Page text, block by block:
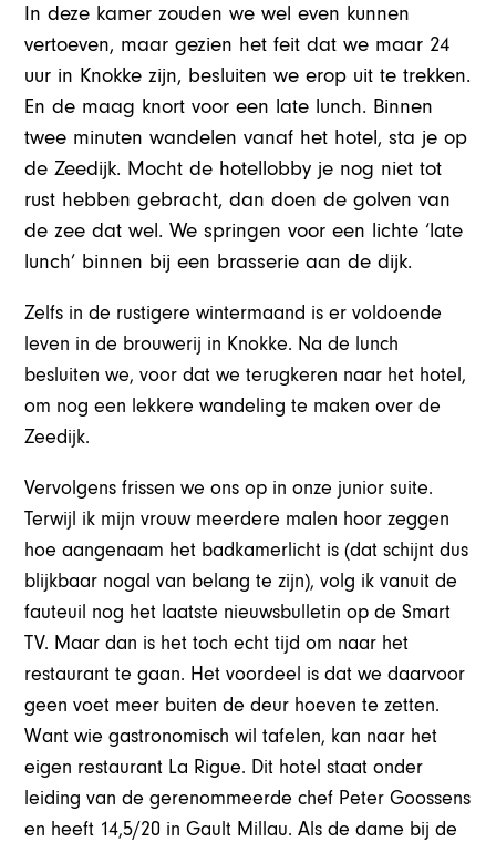
In deze kamer zouden we wel even kunnen
vertoeven, maar gezien het feit dat we maar 24
uur in Knokke zijn, besluiten we erop uit te trekken.
En de maag knort voor een late lunch. Binnen
twee minuten wandelen vanaf het hotel, sta je op
de Zeedijk. Mocht de hotellobby je nog niet tot
rust hebben gebracht, dan doen de golven van
de zee dat wel. We springen voor een lichte ‘late
lunch’ binnen bij een brasserie aan de dijk.
Zelfs in de rustigere wintermaand is er voldoende
leven in de brouwerij in Knokke. Na de lunch
besluiten we, voor dat we terugkeren naar het hotel,
om nog een lekkere wandeling te maken over de
Zeedijk.
Vervolgens frissen we ons op in onze junior suite.
Terwijl ik mijn vrouw meerdere malen hoor zeggen
hoe aangenaam het badkamerlicht is (dat schijnt dus
blijkbaar nogal van belang te zijn), volg ik vanuit de
fauteuil nog het laatste nieuwsbulletin op de Smart
TV. Maar dan is het toch echt tijd om naar het
restaurant te gaan. Het voordeel is dat we daarvoor
geen voet meer buiten de deur hoeven te zetten.
Want wie gastronomisch wil tafelen, kan naar het
eigen restaurant La Rigue. Dit hotel staat onder
leiding van de gerenommeerde chef Peter Goossens
en heeft 14,5/20 in Gault Millau. Als de dame bij de